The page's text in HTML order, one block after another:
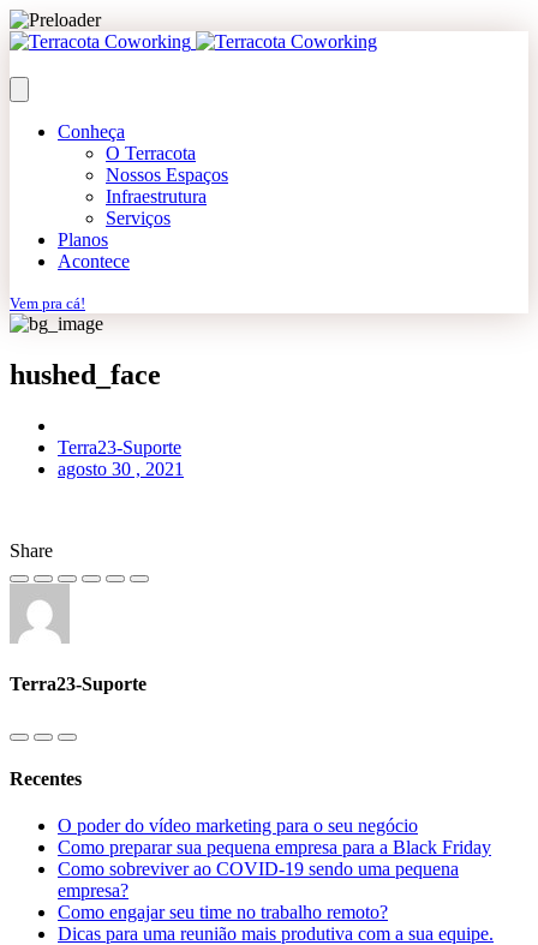
Conheça
O Terracota
Nossos Espaços
Infraestrutura
Serviços
Planos
Acontece
Vem pra cá!
hushed_face
Terra23-Suporte
agosto 30 , 2021
Share
Terra23-Suporte
Recentes
O poder do vídeo marketing para o seu negócio
Como preparar sua pequena empresa para a Black Friday
Como sobreviver ao COVID-19 sendo uma pequena
empresa?
Como engajar seu time no trabalho remoto?
Dicas para uma reunião mais produtiva com a sua equipe.